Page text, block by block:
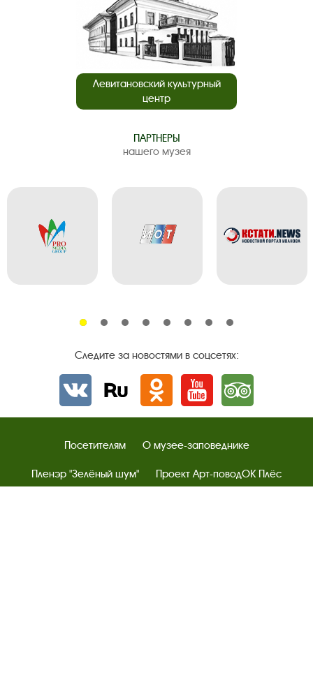
Левитановский культурный
центр
ПАРТНЕРЫ
нашего музея
Следите за новостями в соцсетях:
Вконтактеrutube Одноклассники
YouTube Трипадвизор
Посетителям О музее-заповеднике
Пленэр "Зелёный шум" Проект Арт-поводОК Плёс